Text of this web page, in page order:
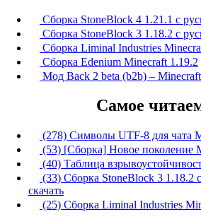
Сборка StoneBlock 4 1.21.1 с
Сборка StoneBlock 3 1.18.2 с
Сборка Liminal Industries
Сборка Edenium Minecraft 1.19.2
Мод Back 2 beta (b2b) – Minecraft
Самое
(278) Символы UTF-8 для чата
(53) [Сборка] Новое поколение
(40) Таблица
(33) Сборка StoneBlock 3 1.18.2
скачать
(25) Сборка Liminal Industries